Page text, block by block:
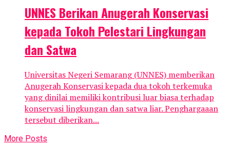
UNNES Berikan Anugerah Konservasi
kepada Tokoh Pelestari Lingkungan
dan Satwa
Universitas Negeri Semarang (UNNES) memberikan
Anugerah Konservasi kepada dua tokoh terkemuka
yang dinilai memiliki kontribusi luar biasa terhadap
konservasi lingkungan dan satwa liar. Penghargaaan
tersebut diberikan...
More Posts